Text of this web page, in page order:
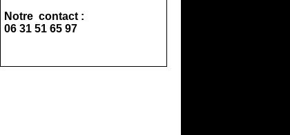
Notre contact :
06 31 51 65 97